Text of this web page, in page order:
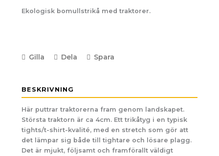
Ekologisk bomullstrikå med traktorer.
Gilla Dela Spara
BESKRIVNING
Här puttrar traktorerna fram genom landskapet.
Största traktorn är ca 4cm. Ett trikåtyg i en typisk
tights/t-shirt-kvalité, med en stretch som gör att
det lämpar sig både till tightare och lösare plagg.
Det är mjukt, följsamt och framförallt väldigt